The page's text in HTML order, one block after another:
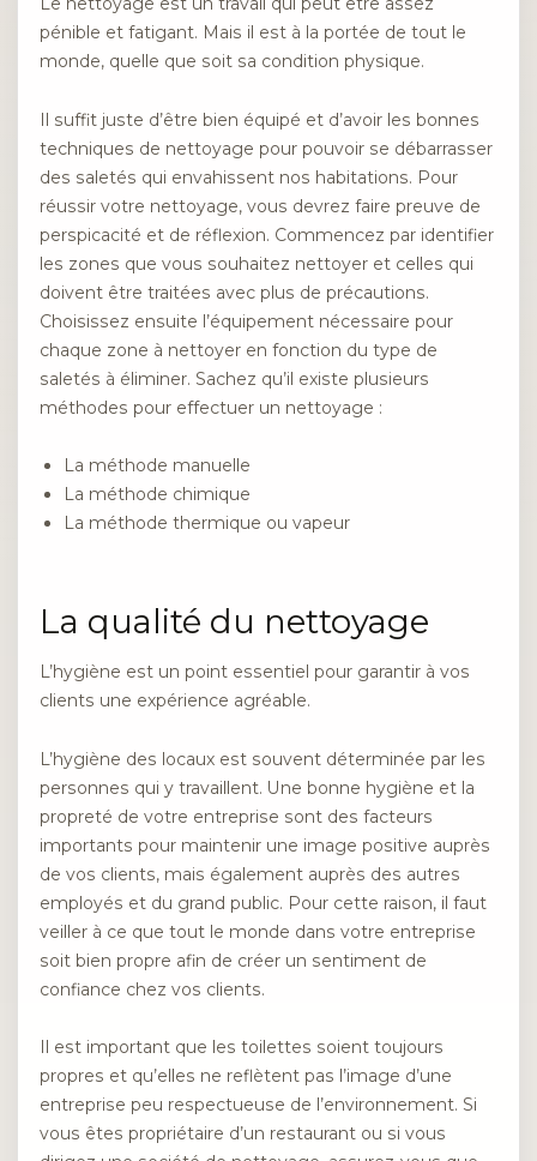
pénible et fatigant. Mais il est à la portée de tout le
monde, quelle que soit sa condition physique.
Il suffit juste d’être bien équipé et d’avoir les bonnes
techniques de nettoyage pour pouvoir se débarrasser
des saletés qui envahissent nos habitations. Pour
réussir votre nettoyage, vous devrez faire preuve de
perspicacité et de réflexion. Commencez par identifier
les zones que vous souhaitez nettoyer et celles qui
doivent être traitées avec plus de précautions.
Choisissez ensuite l’équipement nécessaire pour
chaque zone à nettoyer en fonction du type de
saletés à éliminer. Sachez qu’il existe plusieurs
méthodes pour effectuer un nettoyage :
La méthode manuelle
La méthode chimique
La méthode thermique ou vapeur
La qualité du nettoyage
L’hygiène est un point essentiel pour garantir à vos
clients une expérience agréable.
L’hygiène des locaux est souvent déterminée par les
personnes qui y travaillent. Une bonne hygiène et la
propreté de votre entreprise sont des facteurs
importants pour maintenir une image positive auprès
de vos clients, mais également auprès des autres
employés et du grand public. Pour cette raison, il faut
veiller à ce que tout le monde dans votre entreprise
soit bien propre afin de créer un sentiment de
confiance chez vos clients.
Il est important que les toilettes soient toujours
propres et qu’elles ne reflètent pas l’image d’une
entreprise peu respectueuse de l’environnement. Si
vous êtes propriétaire d’un restaurant ou si vous